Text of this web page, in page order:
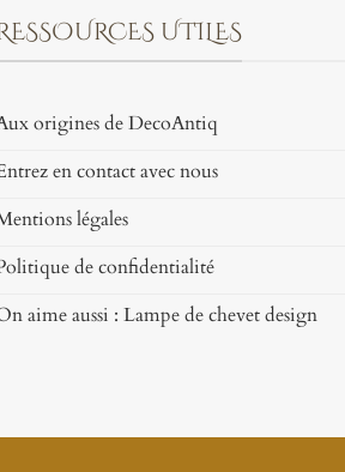
UTILES
origines de DecoAntiq
en contact avec nous
légales
de confidentialité
aime aussi : Lampe de chevet design